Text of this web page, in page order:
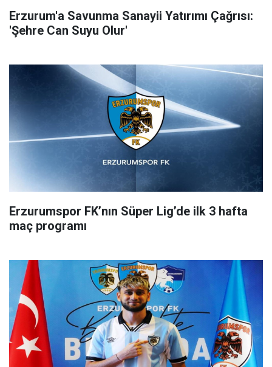
Erzurum'a Savunma Sanayii Yatırımı Çağrısı:
'Şehre Can Suyu Olur'
Erzurumspor FK’nın Süper Lig’de ilk 3 hafta
maç programı